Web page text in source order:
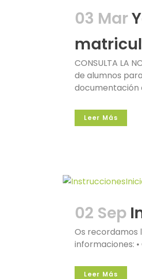
03 Mar
CONSULTA LA
de alumnos
documentación
Leer Más
02 Sep
Os recordamos
informaciones:
Leer Más